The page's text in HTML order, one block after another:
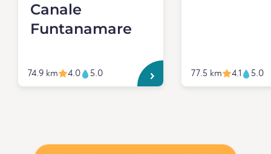
Canale
Funtanamare
74.9 km 4.0 5.0 77.5 km 4.1 5.0